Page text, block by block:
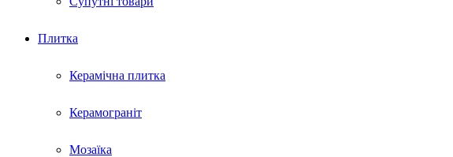
Плитка
Керамічна плитка
Керамограніт
Мозаїка